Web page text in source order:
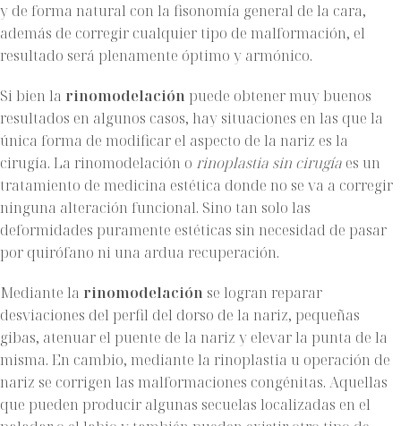
y de forma natural con la fisonomía general de la cara,
además de corregir cualquier tipo de malformación, el
resultado será plenamente óptimo y armónico.
Si bien la rinomodelación puede obtener muy buenos
resultados en algunos casos, hay situaciones en las que la
única forma de modificar el aspecto de la nariz es la
cirugía. La rinomodelación o rinoplastia sin cirugía es un
tratamiento de medicina estética donde no se va a corregir
ninguna alteración funcional. Sino tan solo las
deformidades puramente estéticas sin necesidad de pasar
por quirófano ni una ardua recuperación.
Mediante la rinomodelación se logran reparar
desviaciones del perfil del dorso de la nariz, pequeñas
gibas, atenuar el puente de la nariz y elevar la punta de la
misma. En cambio, mediante la rinoplastia u operación de
nariz se corrigen las malformaciones congénitas. Aquellas
que pueden producir algunas secuelas localizadas en el